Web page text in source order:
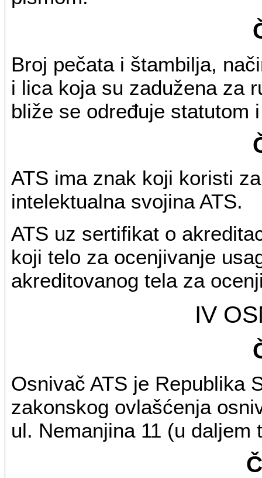
Broj pečata i štambilja,
i lica koja su zadužena za
bliže se određuje statutom
ATS ima znak koji koristi
intelektualna svojina ATS.
ATS uz sertifikat o
koji telo za ocenjivanje
akreditovanog tela za
IV
Osnivač ATS je Republika
zakonskog ovlašćenja
ul. Nemanjina 11 (u daljem